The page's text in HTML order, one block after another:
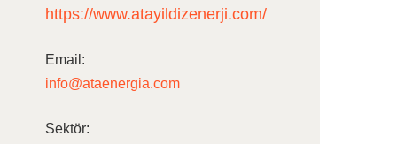
https://www.atayildizenerji.com/
Email:
info@ataenergia.com
Sektör: